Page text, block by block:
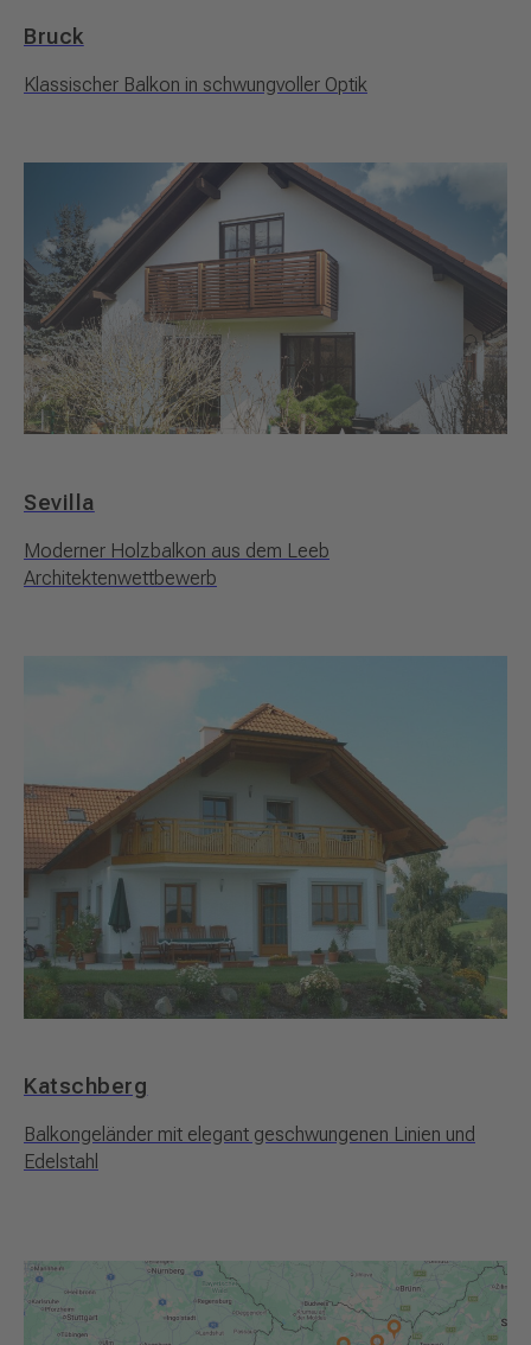
Bruck
Klassischer Balkon in schwungvoller Optik
Sevilla
Moderner Holzbalkon aus dem Leeb
Architektenwettbewerb
Katschberg
Balkongeländer mit elegant geschwungenen Linien und
Edelstahl